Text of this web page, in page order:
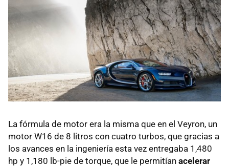
La fórmula de motor era la misma que en el Veyron, un
motor W16 de 8 litros con cuatro turbos, que gracias a
los avances en la ingeniería esta vez entregaba 1,480
hp y 1,180 lb-pie de torque, que le permitían acelerar